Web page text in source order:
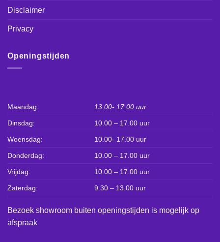
Disclaimer
Privacy
Openingstijden
Maandag: 13.00- 17.00 uur
Dinsdag: 10.00 – 17.00 uur
Woensdag: 10.00- 17.00 uur
Donderdag: 10.00 – 17.00 uur
Vrijdag: 10.00 – 17.00 uur
Zaterdag: 9.30 – 13.00 uur
Bezoek showroom buiten openingstijden is mogelijk op
afspraak